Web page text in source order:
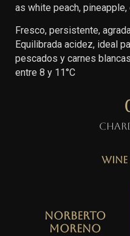
as white peach, pineapple,
Fresco, persistente,
Equilibrada acidez, ideal
pescados y carnes
entre 8 y 11°C
Norberto
Moreno